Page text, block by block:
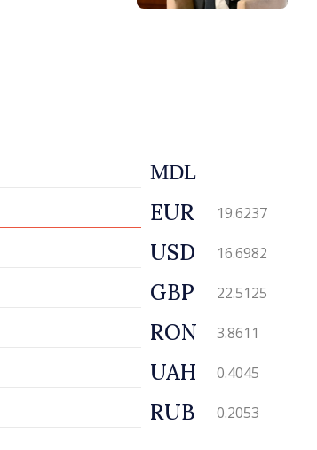
MDL
EUR 19.6237
USD 16.6982
GBP 22.5125
RON 3.8611
UAH 0.4045
RUB 0.2053